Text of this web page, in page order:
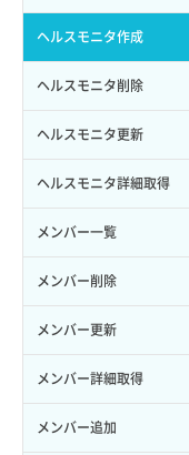
トークン発行
パーミッション一覧取得
ロールからパーミッショ
ロールにパーミッション
ロール一覧取得
ロール作成
ロール削除
ロール更新
ロール詳細取得
アタッチ済みボリューム
コンソールURL発行
サーバーに紐づくアドレ
サーバーに紐づくアドレ
サーバーに紐づくセキュ
サーバープラン一覧取得
サーバープラン変更
サーバープラン詳細一覧
サーバープラン詳細取得
セキュリティグループ ル
セキュリティグループ ル
セキュリティグループ ル
セキュリティグループ一
セキュリティグループ作成
セキュリティグループ削除
セキュリティグループ更新
セキュリティグループ詳
ネットワーク一覧取得
ヘルスモニタ作成
ヘルスモニタ削除
ヘルスモニタ更新
ヘルスモニタ詳細取得
メンバー一覧
メンバー削除
メンバー更新
メンバー詳細取得
メンバー追加